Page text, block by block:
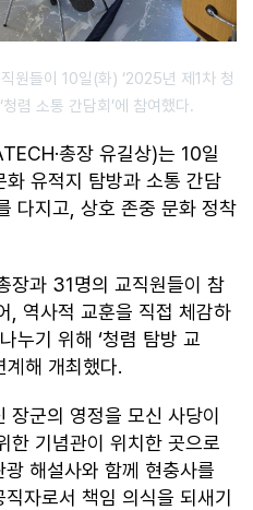
원들이 10일(화) ‘2025년 제1차 청
렴 소통 간담회’에 참여했다.
총장 유길상)는 10일
유적지 탐방과 소통 간담
다지고, 상호 존중 문화 정착
장과 31명의 교직원들이 참
, 역사적 교훈을 직접 체감하
누기 위해 ‘청렴 탐방 교
계해 개최했다.
군의 영정을 모신 사당이
한 기념관이 위치한 곳으로
해설사와 함께 현충사를
자로서 책임 의식을 되새기